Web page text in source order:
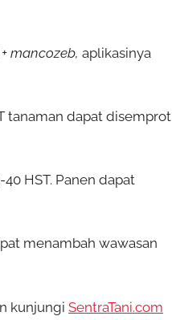
mancozeb, aplikasinya
tanaman dapat disemprot
HST. Panen dapat
menambah wawasan
kunjungi SentraTani.com